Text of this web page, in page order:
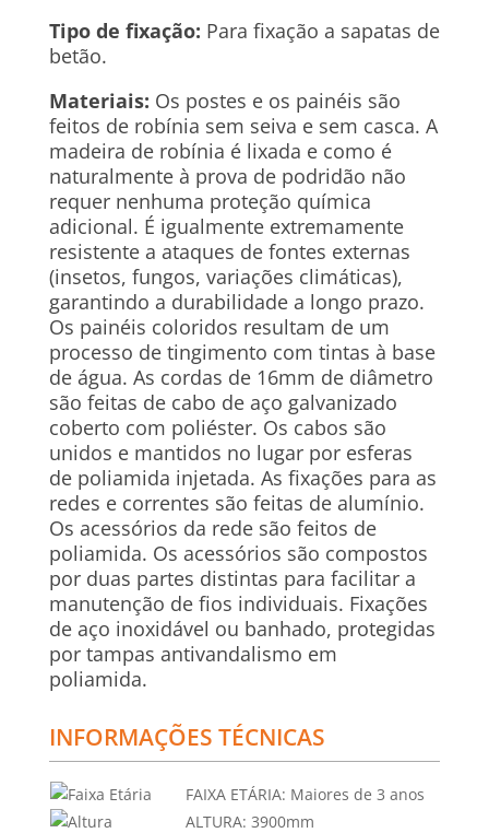
Tipo de fixação: Para fixação a sapatas de
betão.
Materiais: Os postes e os painéis são
feitos de robínia sem seiva e sem casca. A
madeira de robínia é lixada e como é
naturalmente à prova de podridão não
requer nenhuma proteção química
adicional. É igualmente extremamente
resistente a ataques de fontes externas
(insetos, fungos, variações climáticas),
garantindo a durabilidade a longo prazo.
Os painéis coloridos resultam de um
processo de tingimento com tintas à base
de água. As cordas de 16mm de diâmetro
são feitas de cabo de aço galvanizado
coberto com poliéster. Os cabos são
unidos e mantidos no lugar por esferas
de poliamida injetada. As fixações para as
redes e correntes são feitas de alumínio.
Os acessórios da rede são feitos de
poliamida. Os acessórios são compostos
por duas partes distintas para facilitar a
manutenção de fios individuais. Fixações
de aço inoxidável ou banhado, protegidas
por tampas antivandalismo em
poliamida.
INFORMAÇÕES TÉCNICAS
FAIXA ETÁRIA: Maiores de 3 anos
ALTURA: 3900mm